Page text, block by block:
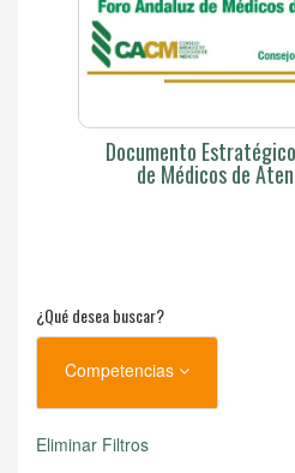
Documento
de Médicos de
¿Qué desea buscar?
Competencias
Eliminar Filtros